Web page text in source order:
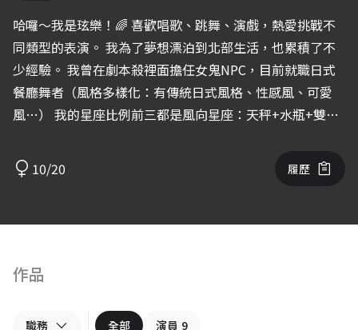
哈囉～我是玹樂！🌈 喜歡唱歌、跳舞、演戲，熱愛挑戰不
同類型的表演。 我為了夢想漂泊到北部生活，也累積了不
少經驗。 我曾在劇本殺裡面擔任女鬼NPC，目前就職日式
餐廳舞者（風格多樣化：有傳統日式風格、性感風、可愛
風…） 我的星座比例前三都是風向星座：天秤+水瓶+雙子
每一場表演， 真誠、認真、負責，是我對表演的態度， 即
便只是飾演小小一個角色，我都很在乎， 我看電影也會特
多人認識到我，謝謝。
10/20 履歷
作品
職務 全部 演員 9